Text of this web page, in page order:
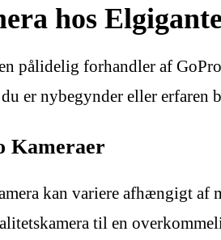
hos
pålidelig forhandler af
er nybegynder eller erfaren
Kameraer
kan variere afhængigt
til en